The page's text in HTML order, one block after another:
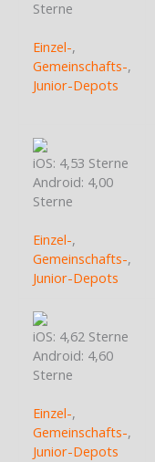
Sterne
Einzel-,
Gemeinschafts-,
Junior-Depots
iOS: 4,53 Sterne
Android: 4,00
Sterne
Einzel-,
Gemeinschafts-,
Junior-Depots
iOS: 4,62 Sterne
Android: 4,60
Sterne
Einzel-,
Gemeinschafts-,
Junior-Depots